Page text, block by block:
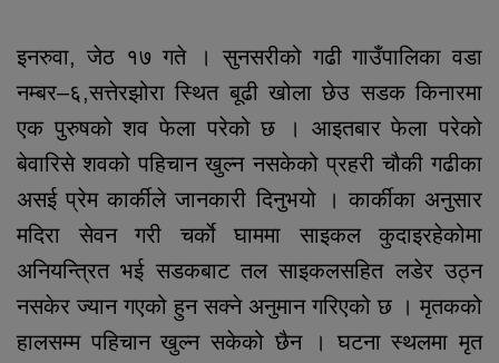
इनरुवा, जेठ १७ गते । सुनसरीको गढी गाउँपालिका वडा
नम्बर–६,सत्तेरझोरा स्थित बूढी खोला छेउ सडक किनारमा
एक पुरुषको शव फेला परेको छ । आइतबार फेला परेको
बेवारिसे शवको पहिचान खुल्न नसकेको प्रहरी चौकी गढीका
असई प्रेम कार्कीले जानकारी दिनुभयो । कार्कीका अनुसार
मदिरा सेवन गरी चर्काे घाममा साइकल कुदाइरहेकोमा
अनियन्त्रित भई सडकबाट तल साइकलसहित लडेर उठ्न
नसकेर ज्यान गएको हुन सक्ने अनुमान गरिएको छ । मृतकको
हालसम्म पहिचान खुल्न सकेको छैन । घटना स्थलमा मृत